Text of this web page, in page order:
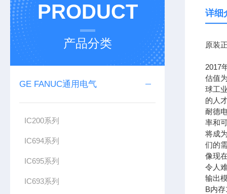
PRODUCT
产品分类
GE FANUC通用电气
IC200系列
IC694系列
IC695系列
IC693系列
详细
原装
2017
估值
球工
的人
耐德
率和
将成
们的
像现
令人
输出
B内